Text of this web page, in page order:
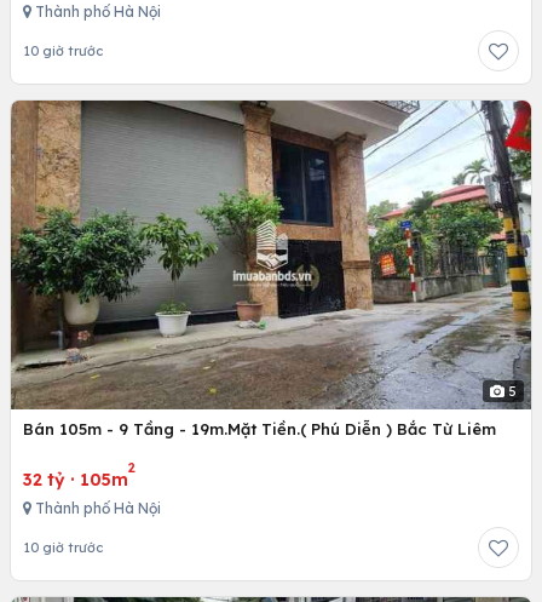
Thành phố Hà Nội
10 giờ trước
5
Bán 105m - 9 Tầng - 19m.Mặt Tiền.( Phú Diễn ) Bắc Từ Liêm
32 tỷ · 105m
2
Thành phố Hà Nội
10 giờ trước